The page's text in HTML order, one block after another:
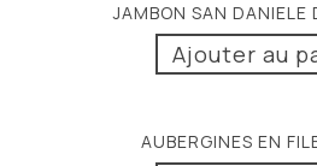
JAMBON SAN DANIELE
Ajouter au
AUBERGINES EN